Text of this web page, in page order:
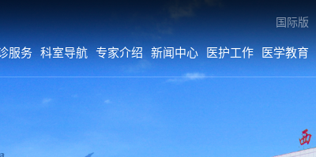
国际版
服务 科室导航 专家介绍 新闻中心 医护工作 医学教育